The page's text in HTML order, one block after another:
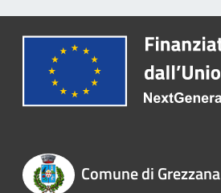
Comune di Grezzana